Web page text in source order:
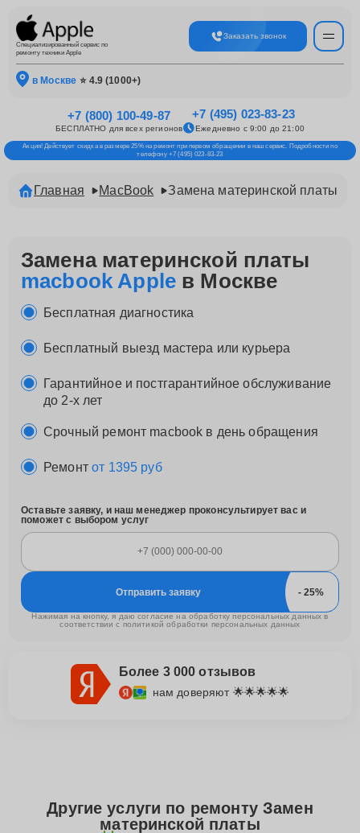
Специализированный сервис по
ремонту техники Apple
Заказать звонок
в Москве ⭐ 4.9 (1000+)
+7 (800) 100-49-87
БЕСПЛАТНО для всех регионов
+7 (495) 023-83-23
Ежедневно с 9:00 до 21:00
Акция! Действует скидка в размере 25% на ремонт при первом обращении в наш сервис. Подробности по
телефону +7 (495) 023-83-23
Главная MacBook Замена материнской платы
Замена материнской платы
macbook Appleв Москве
Бесплатная диагностика
Бесплатный выезд мастера или курьера
Гарантийное и постгарантийное обслуживание
до 2-х лет
Срочный ремонт macbook в день обращения
Ремонтот 1395 руб
Оставьте заявку, и наш менеджер проконсультирует вас и
поможет с выбором услуг
Отправить заявку
Нажимая на кнопку, я даю согласие на обработку персональных данных в
соответствии с политикой обработки персональных данных
Более 3 000 отзывов
нам доверяют 🌟🌟🌟🌟🌟
Другие услуги по ремонту Замен
материнской платы